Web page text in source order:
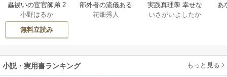
蟲祓いの宦官師弟 2
巻
小野はるか
無料立読み
部外者の流儀ある
日、三木たかしの5
したか 1巻
花畑秀人
実践真理學 幸せな
お金の使い方編 1巻
いさがいよしたか
あ
小説・実用書ランキング もっと見る